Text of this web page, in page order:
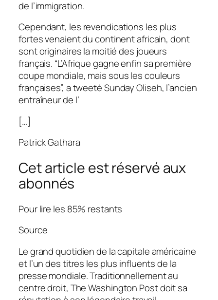
de l’immigration.
Cependant, les revendications les plus
fortes venaient du continent africain, dont
sont originaires la moitié des joueurs
français. “L’Afrique gagne enfin sa première
coupe mondiale, mais sous les couleurs
françaises”, a tweeté Sunday Oliseh, l’ancien
entraîneur de l’
[…]
Patrick Gathara
Cet article est réservé aux
abonnés
Pour lire les 85% restants
Source
Le grand quotidien de la capitale américaine
et l’un des titres les plus influents de la
presse mondiale. Traditionnellement au
centre droit, The Washington Postdoit sa